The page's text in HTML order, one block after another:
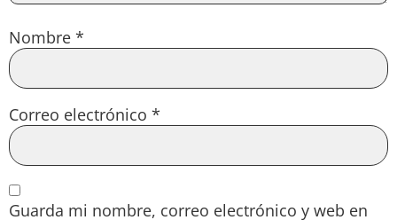
Nombre *
Correo electrónico *
Guarda mi nombre, correo electrónico y web en